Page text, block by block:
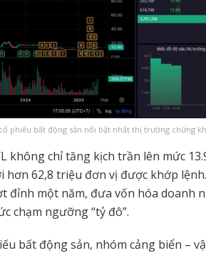
phiếu bất động sản nổi bật nhất thị trường chứng
không chỉ tăng kịch trần lên mức
hơn 62,8 triệu đơn vị được khớp
đỉnh một năm, đưa vốn hóa doanh
chạm ngưỡng “tỷ đô”.
bất động sản, nhóm cảng biển –